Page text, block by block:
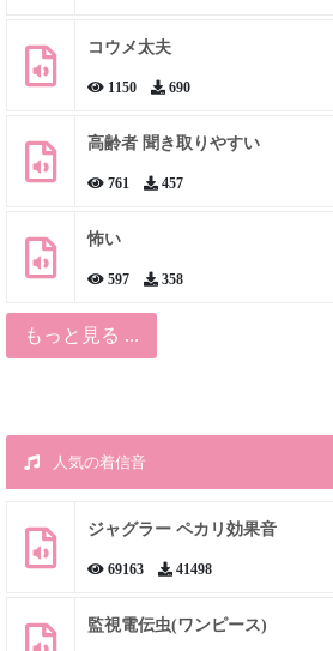
コウメ太夫
1150 690
高齢者 聞き取りやすい
761 457
怖い
597 358
もっと見る ...
人気の着信音
ジャグラー ペカリ効果音
69163 41498
監視電伝虫(ワンピース)